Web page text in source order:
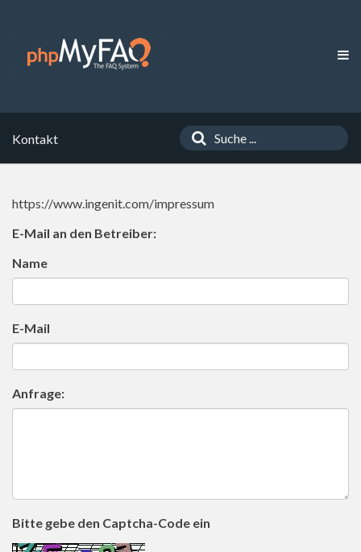
Kontakt
https://www.ingenit.com/impressum
E-Mail an den Betreiber:
Name
E-Mail
Anfrage:
Bitte gebe den Captcha-Code ein